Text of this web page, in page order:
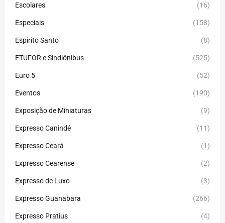
Escolares (16)
Especiais (158)
Espirito Santo (8)
ETUFOR e Sindiônibus (525)
Euro 5 (52)
Eventos (190)
Exposição de Miniaturas (9)
Expresso Canindé (11)
Expresso Ceará (1)
Expresso Cearense (2)
Expresso de Luxo (3)
Expresso Guanabara (266)
Expresso Pratius (4)